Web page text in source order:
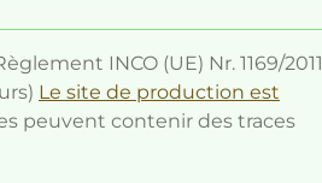
INCO (UE) Nr. 1169/2011
Le site de production est
peuvent contenir des traces